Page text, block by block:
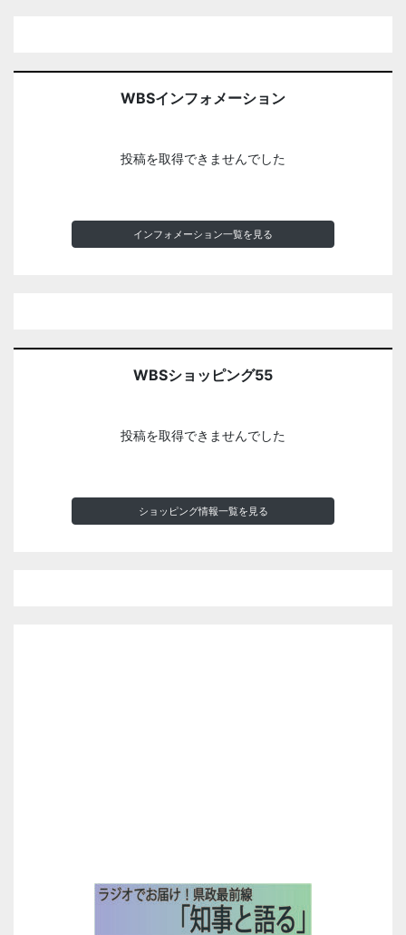
WBSインフォメーション
投稿を取得できませんでした
インフォメーション一覧を見る
WBSショッピング55
投稿を取得できませんでした
ショッピング情報一覧を見る